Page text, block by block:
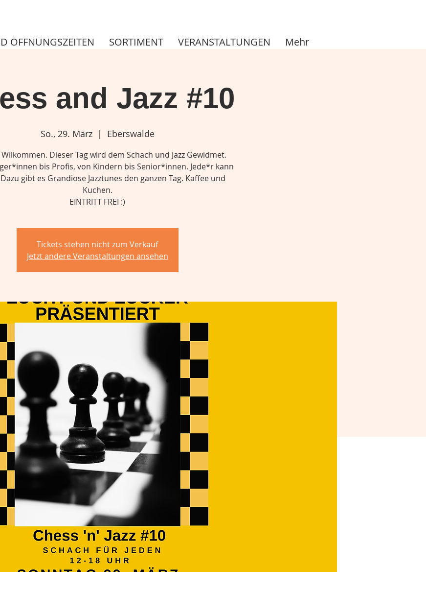
ÖFFNUNGSZEITEN SORTIMENT VERANSTALTUNGEN Mehr
and Jazz #10
So., 29. März
  |
Eberswalde
Dieser Tag wird dem Schach und Jazz Gewidmet.
bis Profis, von Kindern bis Senior*innen. Jede*r kann
gibt es Grandiose Jazztunes den ganzen Tag. Kaffee und
Kuchen.
EINTRITT FREI :)
Tickets stehen nicht zum Verkauf
Jetzt andere Veranstaltungen ansehen